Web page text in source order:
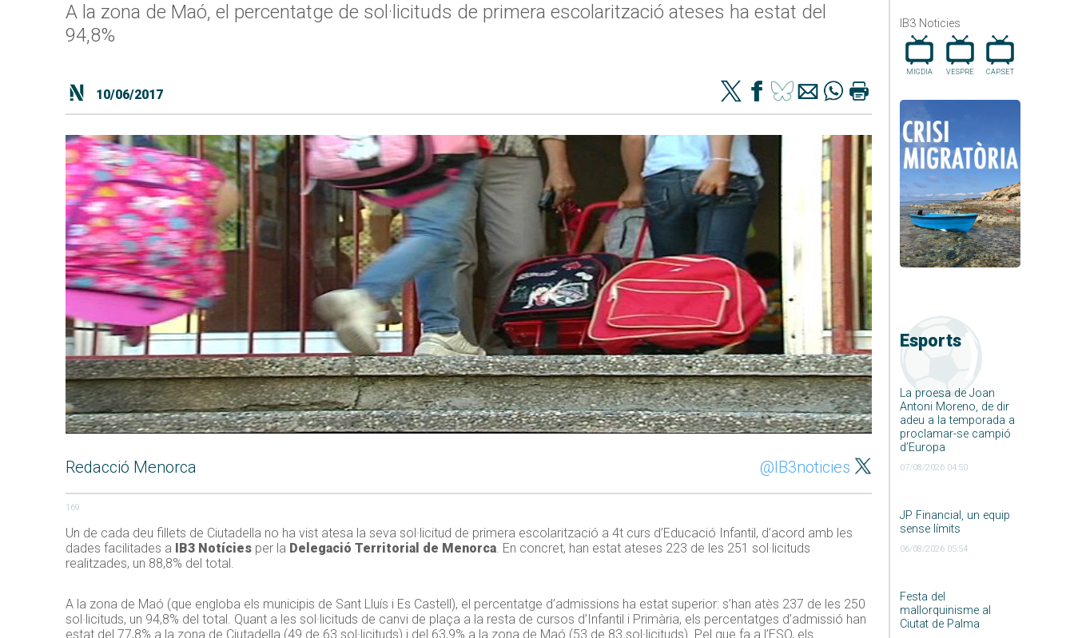
IB3 Noticies
MIGDIA VESPRE CAP.SET
Esports
La proesa de Joan
Antoni Moreno, de dir
adeu a la temporada a
proclamar-se campió
d’Europa
07/08/2026 04:50
JP Financial, un equip
sense límits
06/08/2026 05:54
Festa del
mallorquinisme al
Ciutat de Palma
A la zona de Maó, el percentatge de sol·licituds de primera escolarització ateses ha estat del
94,8%
10/06/2017
Redacció Menorca @IB3noticies
169
Un de cada deu fillets de Ciutadella no ha vist atesa la seva sol·licitud de primera escolarització a 4t curs d’Educació Infantil, d’acord amb les
dades facilitades a
IB3 Notícies per la Delegació Territorial de Menorca. En concret, han estat ateses 223 de les 251 sol·licituds
realitzades, un 88,8% del total.
A la zona de Maó (que engloba els municipis de Sant Lluís i Es Castell), el percentatge d’admissions ha estat superior: s’han atès 237 de les 250
sol·licituds, un 94,8% del total. Quant a les sol·licituds de canvi de plaça a la resta de cursos d’Infantil i Primària, els percentatges d’admissió han
estat del 77,8% a la zona de Ciutadella (49 de 63 sol·licituds) i del 63,9% a la zona de Maó (53 de 83 sol·licituds). Pel que fa a l’ESO, els